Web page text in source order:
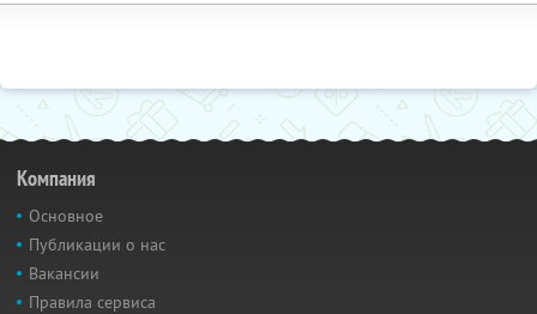
Компания
Основное
Публикации о нас
Вакансии
Правила сервиса